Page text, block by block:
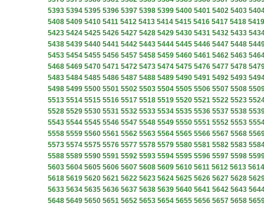
5393 5394 5395 5396 5397 5398 5399 5400 5401 5402 5403
5408 5409 5410 5411 5412 5413 5414 5415 5416 5417 5418 5419
5423 5424 5425 5426 5427 5428 5429 5430 5431 5432 5433
5438 5439 5440 5441 5442 5443 5444 5445 5446 5447 5448
5453 5454 5455 5456 5457 5458 5459 5460 5461 5462 5463
5468 5469 5470 5471 5472 5473 5474 5475 5476 5477 5478
5483 5484 5485 5486 5487 5488 5489 5490 5491 5492 5493
5498 5499 5500 5501 5502 5503 5504 5505 5506 5507 5508
5513 5514 5515 5516 5517 5518 5519 5520 5521 5522 5523
5528 5529 5530 5531 5532 5533 5534 5535 5536 5537 5538
5543 5544 5545 5546 5547 5548 5549 5550 5551 5552 5553
5558 5559 5560 5561 5562 5563 5564 5565 5566 5567 5568
5573 5574 5575 5576 5577 5578 5579 5580 5581 5582 5583
5588 5589 5590 5591 5592 5593 5594 5595 5596 5597 5598
5603 5604 5605 5606 5607 5608 5609 5610 5611 5612 5613 5614
5618 5619 5620 5621 5622 5623 5624 5625 5626 5627 5628
5633 5634 5635 5636 5637 5638 5639 5640 5641 5642 5643
5648 5649 5650 5651 5652 5653 5654 5655 5656 5657 5658